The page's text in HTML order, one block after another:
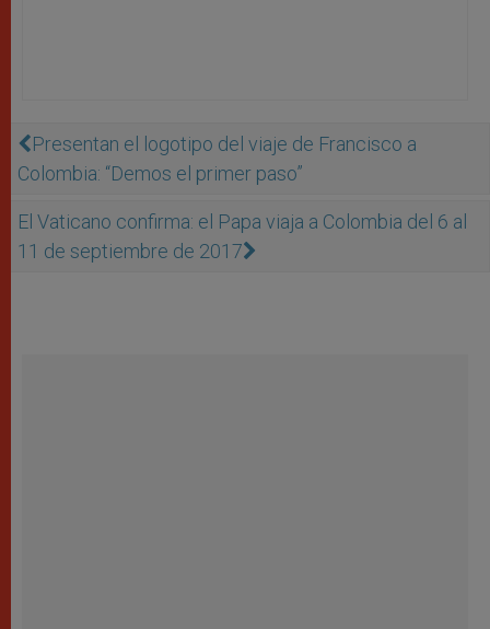
Presentan el logotipo del viaje de Francisco a
Colombia: “Demos el primer paso”
El Vaticano confirma: el Papa viaja a Colombia del 6 al
11 de septiembre de 2017